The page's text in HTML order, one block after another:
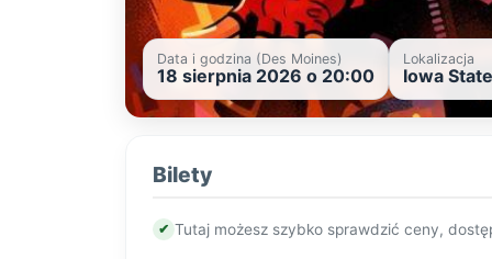
Data i godzina (Des Moines)
18 sierpnia 2026 o 20:00
Lokalizacja
Iowa
Bilety
✔ Tutaj możesz szybko sprawdzić ceny,